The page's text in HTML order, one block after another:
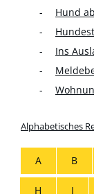
Hund
Ins
Alphabetisches
A B
H I